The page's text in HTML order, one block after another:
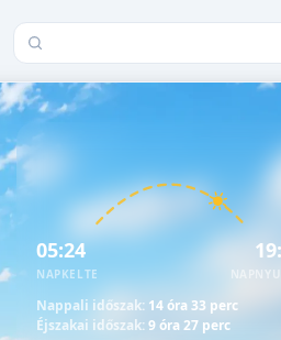
Település keresése
05:24
NAPKELTE
Nappali időszak: 14 óra 33 perc
Éjszakai időszak:9 óra 27 perc